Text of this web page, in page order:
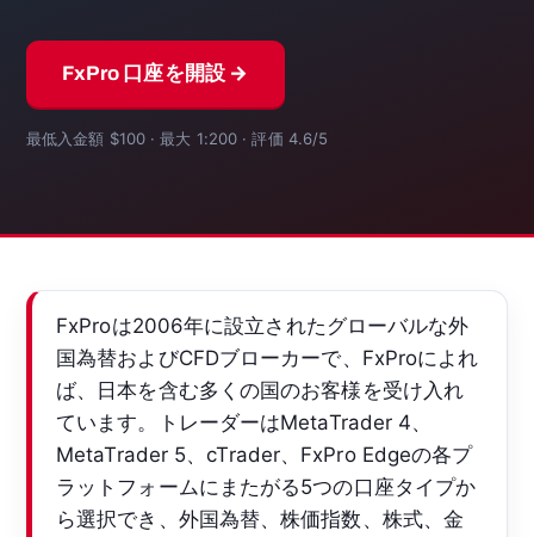
FxPro 口座を開設 →
最低入金額 $100 · 最大 1:200 · 評価 4.6/5
FxProは2006年に設立されたグローバルな外
国為替およびCFDブローカーで、FxProによれ
ば、日本を含む多くの国のお客様を受け入れ
ています。トレーダーはMetaTrader 4、
MetaTrader 5、cTrader、FxPro Edgeの各プ
ラットフォームにまたがる5つの口座タイプか
ら選択でき、外国為替、株価指数、株式、金